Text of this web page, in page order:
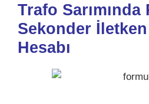
Trafo Sarımında
Sekonder
Hesabı